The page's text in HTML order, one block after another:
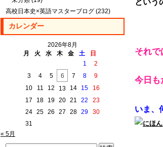
という
それで
今日も
いま、
高校日本史×英語マスターブログ (232)
カレンダー
2026年8月
月
火 水 木 金 土
日
1
2
3
4 5 6 7 8
9
10
11 12 13 14 15
16
17
18 19 20 21 22
23
24
25 26 27 28 29
30
31
« 5月